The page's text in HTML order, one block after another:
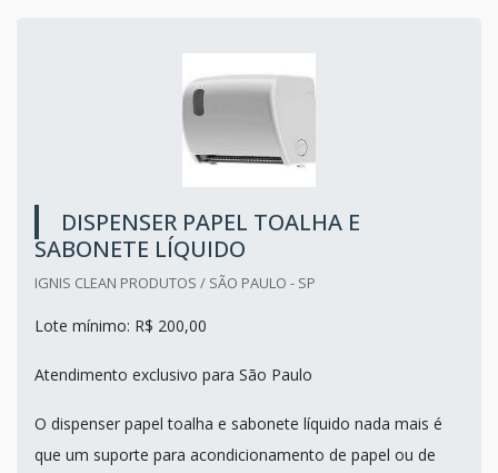
DISPENSER PAPEL TOALHA E
SABONETE LÍQUIDO
IGNIS CLEAN PRODUTOS / SÃO PAULO - SP
Lote mínimo: R$ 200,00
Atendimento exclusivo para São Paulo
O dispenser papel toalha e sabonete líquido nada mais é
que um suporte para acondicionamento de papel ou de